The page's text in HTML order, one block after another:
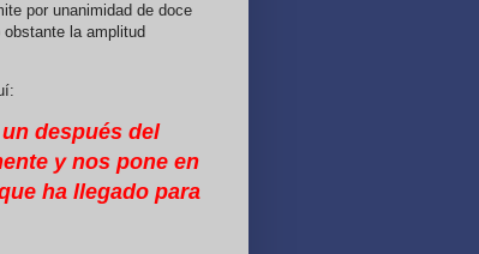
por unanimidad de doce
la amplitud
después del
y nos pone en
ha llegado para